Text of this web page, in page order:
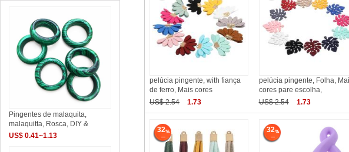
pelúcia pingente, with fiança
de ferro, Mais cores
US$ 2.54
1.73
pelúcia pingente, Folha,
cores pare escolha,
US$ 2.54
1.73
32 32
Pingentes de malaquita,
malaquitta, Rosca, DIY &
US$ 0.41~1.13